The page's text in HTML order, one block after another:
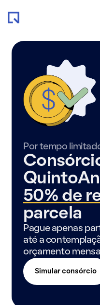
Por tempo
50% de
parcela
Pague apenas
até a
orçamento mensal
Simular consórcio